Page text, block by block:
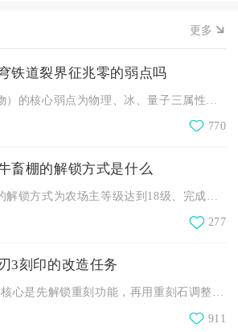
更多
铁道裂界征兆零的弱点吗
770
畜棚的解锁方式是什么
277
3刻印的改造任务
911